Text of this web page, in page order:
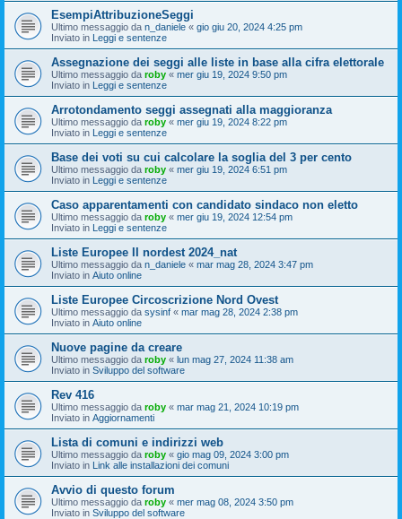
EsempiAttribuzioneSeggi
Ultimo messaggio da n_daniele « gio giu 20, 2024 4:25 pm
Inviato in Leggi e sentenze
Assegnazione dei seggi alle liste in base alla cifra elettorale
Ultimo messaggio da roby « mer giu 19, 2024 9:50 pm
Inviato in Leggi e sentenze
Arrotondamento seggi assegnati alla maggioranza
Ultimo messaggio da roby « mer giu 19, 2024 8:22 pm
Inviato in Leggi e sentenze
Base dei voti su cui calcolare la soglia del 3 per cento
Ultimo messaggio da roby « mer giu 19, 2024 6:51 pm
Inviato in Leggi e sentenze
Caso apparentamenti con candidato sindaco non eletto
Ultimo messaggio da roby « mer giu 19, 2024 12:54 pm
Inviato in Leggi e sentenze
Liste Europee II nordest 2024_nat
Ultimo messaggio da n_daniele « mar mag 28, 2024 3:47 pm
Inviato in Aiuto online
Liste Europee Circoscrizione Nord Ovest
Ultimo messaggio da sysinf « mar mag 28, 2024 2:38 pm
Inviato in Aiuto online
Nuove pagine da creare
Ultimo messaggio da roby « lun mag 27, 2024 11:38 am
Inviato in Sviluppo del software
Rev 416
Ultimo messaggio da roby « mar mag 21, 2024 10:19 pm
Inviato in Aggiornamenti
Lista di comuni e indirizzi web
Ultimo messaggio da roby « gio mag 09, 2024 3:00 pm
Inviato in Link alle installazioni dei comuni
Avvio di questo forum
Ultimo messaggio da roby « mer mag 08, 2024 3:50 pm
Inviato in Sviluppo del software